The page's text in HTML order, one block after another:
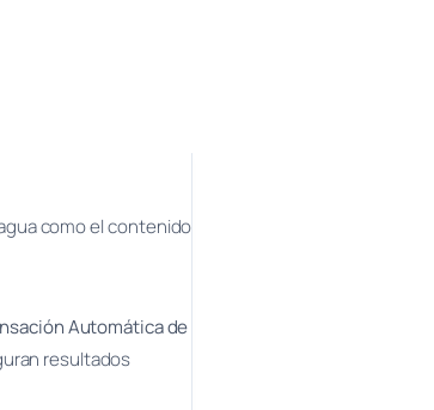
como el contenido
Automática de
resultados